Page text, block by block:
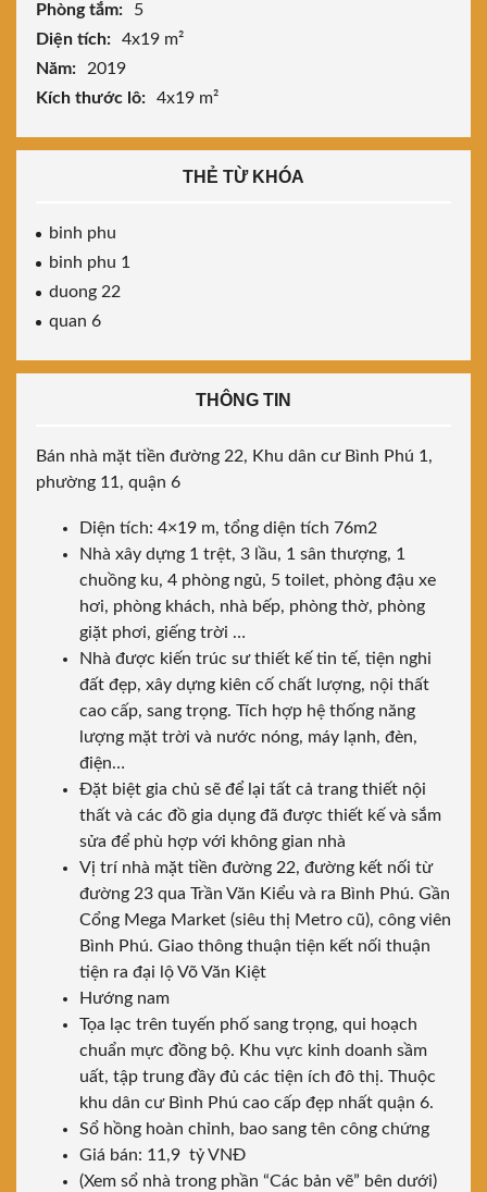
Phòng tắm:
5
Diện tích:
4x19 m²
Năm:
2019
Kích thước lô:
4x19 m²
THẺ TỪ KHÓA
binh phu
binh phu 1
duong 22
quan 6
THÔNG TIN
Bán nhà mặt tiền đường 22, Khu dân cư Bình Phú 1,
phường 11, quận 6
Diện tích: 4×19 m, tổng diện tích 76m2
Nhà xây dựng 1 trệt, 3 lầu, 1 sân thượng, 1
chuồng ku, 4 phòng ngủ, 5 toilet, phòng đậu xe
hơi, phòng khách, nhà bếp, phòng thờ, phòng
giặt phơi, giếng trời …
Nhà được kiến trúc sư thiết kế tin tế, tiện nghi
đất đẹp, xây dựng kiên cố chất lượng, nội thất
cao cấp, sang trọng. Tích hợp hệ thống năng
lượng mặt trời và nước nóng, máy lạnh, đèn,
điện…
Đặt biệt gia chủ sẽ để lại tất cả trang thiết nội
thất và các đồ gia dụng đã được thiết kế và sắm
sửa để phù hợp với không gian nhà
Vị trí nhà mặt tiền đường 22, đường kết nối từ
đường 23 qua Trần Văn Kiểu và ra Bình Phú. Gần
Cổng Mega Market (siêu thị Metro cũ), công viên
Bình Phú. Giao thông thuận tiện kết nối thuận
tiện ra đại lộ Võ Văn Kiệt
Hướng nam
Tọa lạc trên tuyến phố sang trọng, qui hoạch
chuẩn mực đồng bộ. Khu vực kinh doanh sầm
uất, tập trung đầy đủ các tiện ích đô thị. Thuộc
khu dân cư Bình Phú cao cấp đẹp nhất quận 6.
Sổ hồng hoàn chỉnh, bao sang tên công chứng
Giá bán: 11,9 tỷ VNĐ
(Xem sổ nhà trong phần “Các bản vẽ” bên dưới)